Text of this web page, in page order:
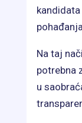
Na taj
potrebna
u